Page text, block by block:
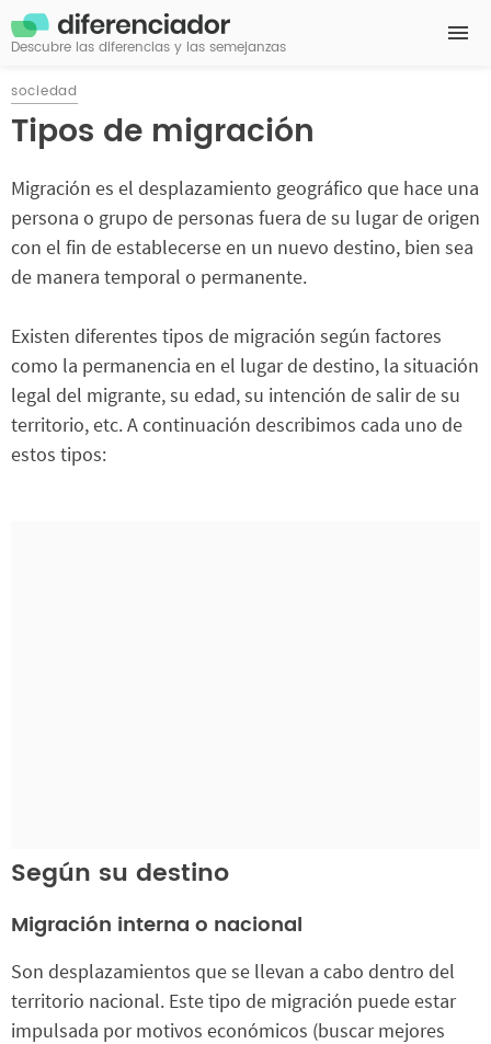
Descubre las diferencias y las semejanzas
sociedad
Tipos de migración
Migración es el desplazamiento geográfico que hace una
persona o grupo de personas fuera de su lugar de origen
con el fin de establecerse en un nuevo destino, bien sea
de manera temporal o permanente.
Existen diferentes tipos de migración según factores
como la permanencia en el lugar de destino, la situación
legal del migrante, su edad, su intención de salir de su
territorio, etc. A continuación describimos cada uno de
estos tipos:
Según su destino
Migración interna o nacional
Son desplazamientos que se llevan a cabo dentro del
territorio nacional. Este tipo de migración puede estar
impulsada por motivos económicos (buscar mejores